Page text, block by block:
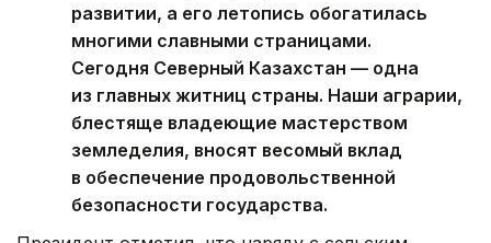
развитии, а его летопись обогатилась
многими славными страницами.
Сегодня Северный Казахстан — одна
из главных житниц страны. Наши аграрии,
блестяще владеющие мастерством
земледелия, вносят весомый вклад
в обеспечение продовольственной
безопасности государства.